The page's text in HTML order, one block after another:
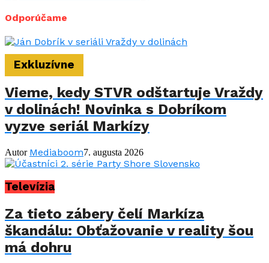
Odporúčame
Exkluzívne
Vieme, kedy STVR odštartuje Vraždy
v dolinách! Novinka s Dobríkom
vyzve seriál Markízy
Autor Mediaboom7. augusta 2026
Televízia
Za tieto zábery čelí Markíza
škandálu: Obťažovanie v reality šou
má dohru